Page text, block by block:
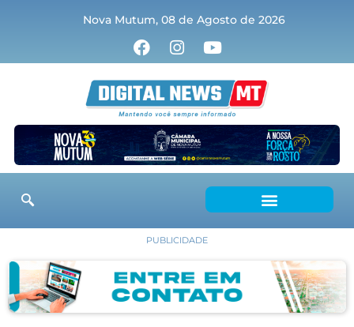
Nova Mutum, 08 de Agosto de 2026
PUBLICIDADE